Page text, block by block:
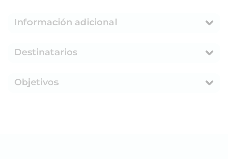
Información adicional
Destinatarios
Objetivos